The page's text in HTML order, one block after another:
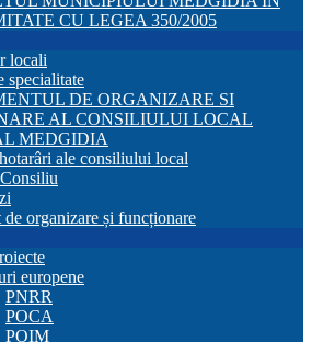
CU LEGEA 350/2005
locali
specialitate
DE ORGANIZARE SI
AL CONSILIULUI LOCAL
MEDGIDIA
ale consiliului local
de organizare și funcționare
europene
PNRR
POCA
POIM